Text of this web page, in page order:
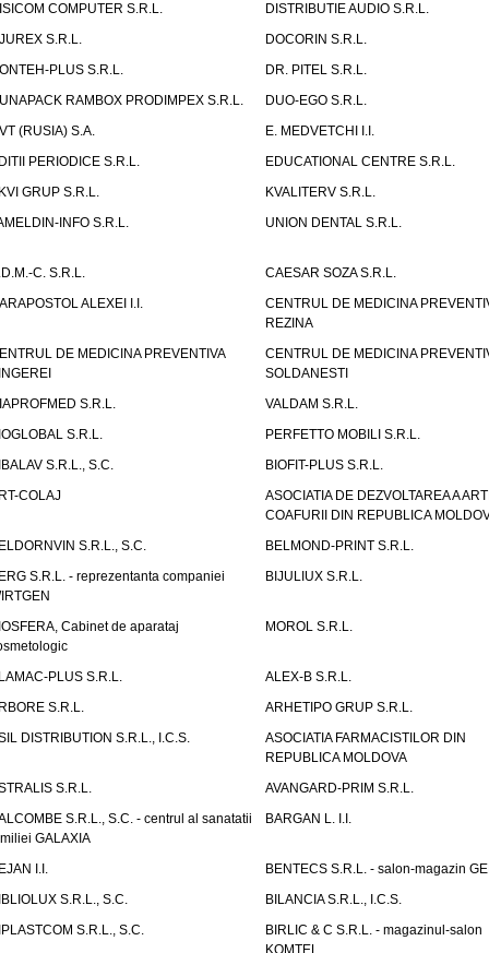
COMPUTER S.R.L.
DISTRIBUTIE AUDIO S.R.L.
S.R.L.
DOCORIN S.R.L.
PLUS S.R.L.
DR. PITEL S.R.L.
RAMBOX PRODIMPEX S.R.L.
DUO-EGO S.R.L.
(RUSIA) S.A.
E. MEDVETCHI I.I.
PERIODICE S.R.L.
EDUCATIONAL CENTRE S.R.L.
GRUP S.R.L.
KVALITERV S.R.L.
INFO S.R.L.
UNION DENTAL S.R.L.
C. S.R.L.
CAESAR SOZA S.R.L.
ALEXEI I.I.
CENTRUL DE MEDICINA
REZINA
DE MEDICINA PREVENTIVA
CENTRUL DE MEDICINA
SOLDANESTI
S.R.L.
VALDAM S.R.L.
S.R.L.
PERFETTO MOBILI S.R.L.
S.R.L., S.C.
BIOFIT-PLUS S.R.L.
COLAJ
ASOCIATIA DE DEZVOLTAREA A
COAFURII DIN REPUBLICA
S.R.L., S.C.
BELMOND-PRINT S.R.L.
S.R.L. - reprezentanta companiei
BIJULIUX S.R.L.
Cabinet de aparataj
MOROL S.R.L.
PLUS S.R.L.
ALEX-B S.R.L.
S.R.L.
ARHETIPO GRUP S.R.L.
DISTRIBUTION S.R.L., I.C.S.
ASOCIATIA FARMACISTILOR DIN
REPUBLICA MOLDOVA
S.R.L.
AVANGARD-PRIM S.R.L.
S.R.L., S.C. - centrul al sanatatii
GALAXIA
BARGAN L. I.I.
I.I.
BENTECS S.R.L. - salon-magazin
S.R.L., S.C.
BILANCIA S.R.L., I.C.S.
S.R.L., S.C.
BIRLIC & C S.R.L. - magazinul-salon
KOMTEL